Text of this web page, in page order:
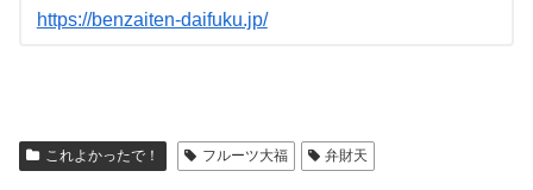
https://benzaiten-daifuku.jp/
これよかったで！ フルーツ大福 弁財天